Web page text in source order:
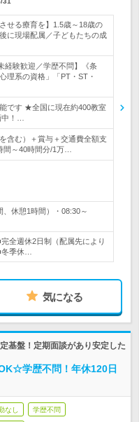
せる療育を】1.5歳～18歳の
に現場配属／子どもたちの成
経験歓迎／学歴不問】《条
理系の資格」「PT・ST・
です ★全国に現在約400教室
！…
含む）＋賞与＋交通費全額支
～40時間分/1万…
休憩1時間）・08:30～
全週休2日制（配属先により
季休…
気になる
基盤！定期面談があり安定した
学歴不問！年休120日
なし 学歴不問